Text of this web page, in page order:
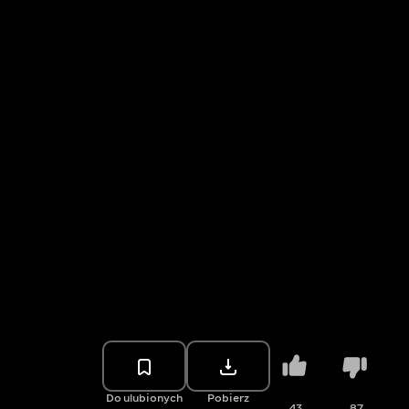
Do ulubionych Pobierz